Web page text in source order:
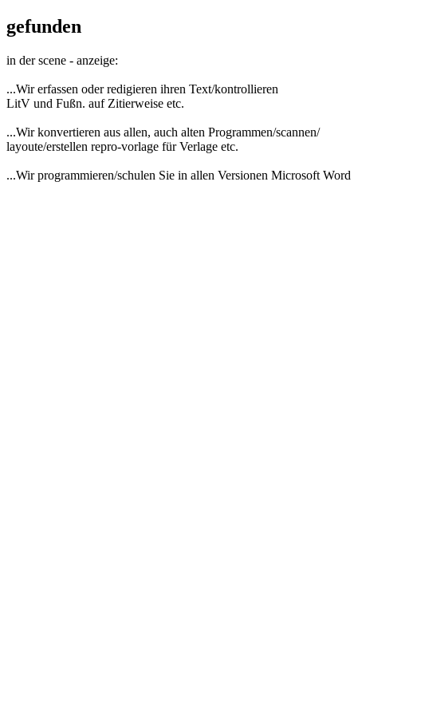
gefunden
in der scene - anzeige:
...Wir erfassen oder redigieren ihren Text/kontrollieren
LitV und Fußn. auf Zitierweise etc.
...Wir konvertieren aus allen, auch alten Programmen/scannen/
layoute/erstellen repro-vorlage für Verlage etc.
...Wir programmieren/schulen Sie in allen Versionen Microsoft Word